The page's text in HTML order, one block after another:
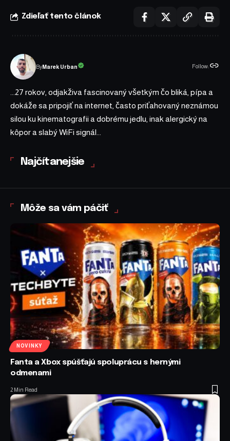
Zdieľať tento článok
ByMarek Urban Follow:
...27 rokov, odjakživa fascinovaný všetkým čo bliká, pípa a
dokáže sa pripojiť na internet, často priťahovaný neznámou
silou ku kinematografii a dobrému jedlu, inak alergický na
kôpor a slabý WiFi signál...
Najčítanejšie
Môže sa vám páčiť
NOVINKY
Fanta a Xbox spúšťajú spoluprácu s hernými
odmenami
2 Min Read